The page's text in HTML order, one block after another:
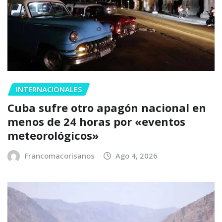
INTERNACIONALES
Cuba sufre otro apagón nacional en
menos de 24 horas por «eventos
meteorológicos»
Francomacorisanos Ago 4, 2026